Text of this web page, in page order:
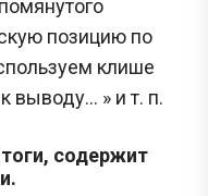
позицию по
клише
выводу... » и т. п.
содержит